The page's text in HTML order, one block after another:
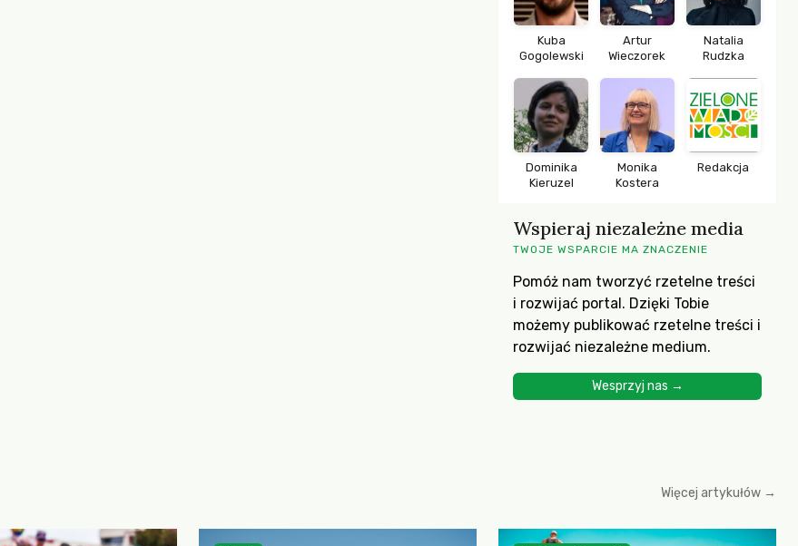
Kuba
Gogolewski
Artur
Wieczorek
Natalia
Rudzka
Dominika
Kieruzel
Monika
Kostera
Redakcja
Wspieraj niezależne media
TWOJE WSPARCIE MA ZNACZENIE
Pomóż nam tworzyć rzetelne treści
i rozwijać portal. Dzięki Tobie
możemy publikować rzetelne treści i
rozwijać niezależne medium.
Wesprzyj nas →
Więcej artykułów →